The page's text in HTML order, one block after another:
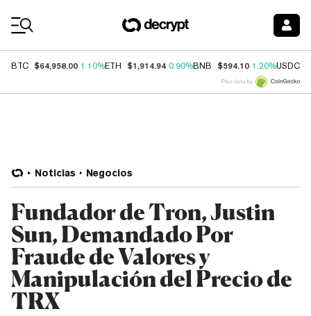
BTC $64,958.00 1.10%ETH $1,914.94 0.90%BNB $594.10 1.20%USDC
Price data by
Noticias Negocios
Fundador de Tron, Justin
Sun, Demandado Por
Fraude de Valores y
Manipulación del Precio de
TRX